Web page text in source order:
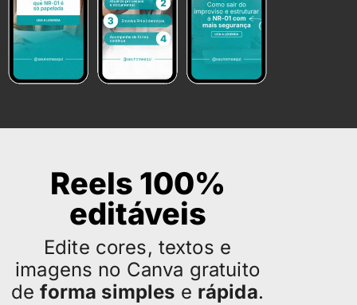
Reels 100%
editáveis
Edite cores, textos e
imagens no Canva gratuito
deforma simples e rápida.